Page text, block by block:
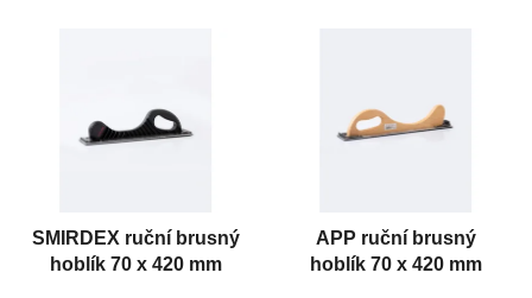
SMIRDEX ruční brusný
hoblík 70 x 420 mm
APP ruční brusný
hoblík 70 x 420 mm